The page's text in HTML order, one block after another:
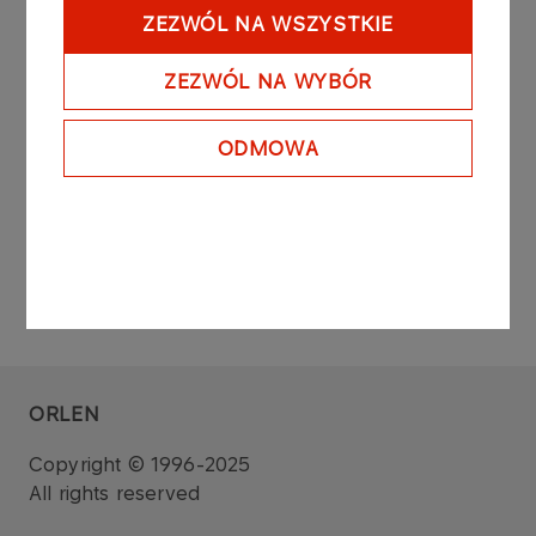
ZEZWÓL NA WSZYSTKIE
ZEZWÓL NA WYBÓR
ODMOWA
regulation) and repealing Directive 2003/6/EC of
the European Parliament and of the Council and
Commission Directives 2003/124/EC, 2003/125/EC
and 2004/72/EC.
ORLEN
Copyright © 1996-2025
All rights reserved